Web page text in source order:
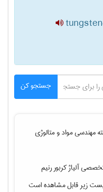
جستجو کن
مهندسی مواد و متالوژی
تخصصیآلیاژ کربور رنیم
زیر قابل مشاهده است